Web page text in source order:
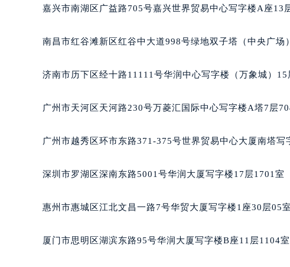
吉林省松原市宁江区五环大街萧邦售后服
吉林省延边市延吉市解放路萧邦售后服务
辽宁省本溪市平山区胜利路萧邦售后服务
辽宁省丹东市振兴区七经街萧邦售后服务
辽宁省阜新市海州区解放大街萧邦售后服
辽宁省锦州市古塔区中央大街萧邦售后服务
辽宁省盘锦市兴隆台区石油大街萧邦售后服
辽宁省营口市站前区市府路与渤海大街交
嘉兴市南湖区广益路705号嘉兴世界贸易中心写字楼A座13
南昌市红谷滩新区红谷中大道998号绿地双子塔（中央广场
济南市历下区经十路11111号华润中心写字楼（万象城）15
广州市天河区天河路230号万菱汇国际中心写字楼A塔7层
广州市越秀区环市东路371-375号世界贸易中心大厦南塔写
深圳市罗湖区深南东路5001号华润大厦写字楼17层1701室
惠州市惠城区江北文昌一路7号华贸大厦写字楼1座30层05
厦门市思明区湖滨东路95号华润大厦写字楼B座11层1104室